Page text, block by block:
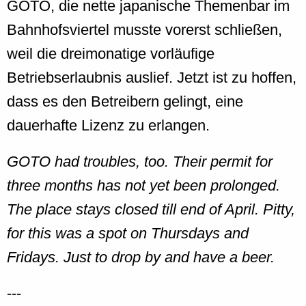
GOTO, die nette japanische Themenbar im
Bahnhofsviertel musste vorerst schließen,
weil die dreimonatige vorläufige
Betriebserlaubnis auslief. Jetzt ist zu hoffen,
dass es den Betreibern gelingt, eine
dauerhafte Lizenz zu erlangen.
GOTO had troubles, too. Their permit for
three months has not yet been prolonged.
The place stays closed till end of April. Pitty,
for this was a spot on Thursdays and
Fridays. Just to drop by and have a beer.
---